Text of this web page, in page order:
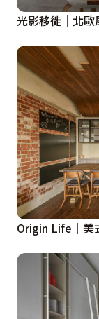
光影移徙│北
Origin Life│美